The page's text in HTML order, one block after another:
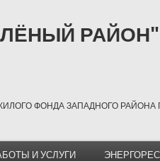
ФОНДА ЗАПАДНОГО РАЙОНА
И УСЛУГИ